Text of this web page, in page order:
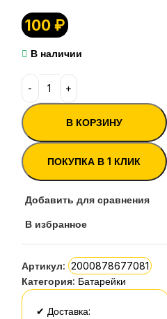
100₽
В наличии
В КОРЗИНУ
ПОКУПКА В 1 КЛИК
Добавить для сравнения
В избранное
Артикул: 2000878677081
Категория: Батарейки
✔ Доставка: